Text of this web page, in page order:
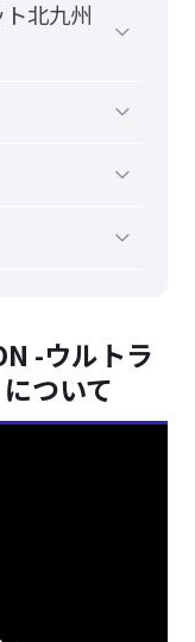
北九州
-ウルトラ
ついて